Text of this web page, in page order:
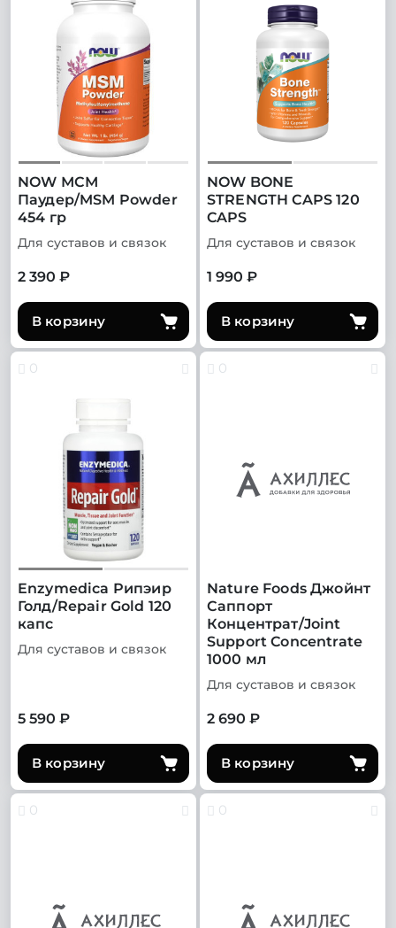
NOW МСМ
Паудер/MSM Powder
454 гр
Для суставов и связок
2 390 ₽
В корзину
NOW BONE
STRENGTH CAPS 120
CAPS
Для суставов и связок
1 990 ₽
В корзину
0
Enzymedica Рипэир
Голд/Repair Gold 120
капс
Для суставов и связок
5 590 ₽
В корзину
0
Nature Foods Джойнт
Саппорт
Концентрат/Joint
Support Concentrate
1000 мл
Для суставов и связок
2 690 ₽
В корзину
0 0